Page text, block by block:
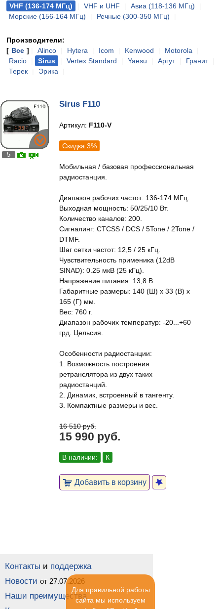
VHF (136-174 МГц)
VHF и UHF Авиа (118-136 МГц)
Морские (156-164 МГц)
Речные (300-350 МГц)
Производители:
[ Все ] Alinco Hytera Icom Kenwood Motorola
Racio
Sirus Vertex Standard Yaesu Аргут Гранит
Терек
Эрика
5
Sirus F110
Артикул: F110-V
Скидка 3%
Мобильная / базовая профессиональная
радиостанция.
Диапазон рабочих частот: 136-174 МГц.
Выходная мощность: 50/25/10 Вт.
Количество каналов: 200.
Сигналинг: CTCSS / DCS / 5Tone / 2Tone /
DTMF.
Шаг сетки частот: 12,5 / 25 кГц.
Чувствительность применика (12dB
SINAD): 0.25 мкВ (25 кГц).
Напряжение питания: 13,8 В.
Габаритные размеры: 140 (Ш) x 33 (В) x
165 (Г) мм.
Вес: 760 г.
Диапазон рабочих температур: -20...+60
грд. Цельсия.
Особенности радиостанции:
1. Возможность построения
ретранслятора из двух таких
радиостанций.
2. Динамик, встроенный в тангенту.
3. Компактные размеры и вес.
16 510 руб.
15 990 руб.
В наличии: К
Добавить в корзину
Контакты и поддержка
Новости от 27.07.2026
Наши преимущества
Для правильной работы
сайта мы используем